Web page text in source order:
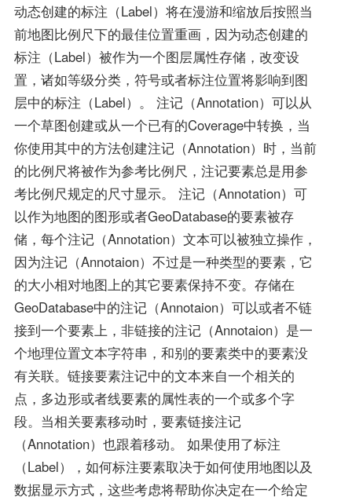
动态创建的标注（Label）将在漫游和缩放后按照当
前地图比例尺下的最佳位置重画，因为动态创建的
标注（Label）被作为一个图层属性存储，改变设
置，诸如等级分类，符号或者标注位置将影响到图
层中的标注（Label）。 注记（Annotation）可以从
一个草图创建或从一个已有的Coverage中转换，当
你使用其中的方法创建注记（Annotation）时，当前
的比例尺将被作为参考比例尺，注记要素总是用参
考比例尺规定的尺寸显示。 注记（Annotation）可
以作为地图的图形或者GeoDatabase的要素被存
储，每个注记（Annotation）文本可以被独立操作，
因为注记（Annotaion）不过是一种类型的要素，它
的大小相对地图上的其它要素保持不变。存储在
GeoDatabase中的注记（Annotaion）可以或者不链
接到一个要素上，非链接的注记（Annotaion）是一
个地理位置文本字符串，和别的要素类中的要素没
有关联。链接要素注记中的文本来自一个相关的
点，多边形或者线要素的属性表的一个或多个字
段。当相关要素移动时，要素链接注记
（Annotation）也跟着移动。 如果使用了标注
（Label），如何标注要素取决于如何使用地图以及
数据显示方式，这些考虑将帮助你决定在一个给定